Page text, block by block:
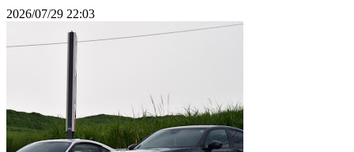
2026/07/29 22:03